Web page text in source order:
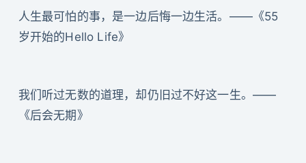
人生最可怕的事，是一边后悔一边生活。——《55
岁开始的Hello Life》
我们听过无数的道理，却仍旧过不好这一生。——
《后会无期》